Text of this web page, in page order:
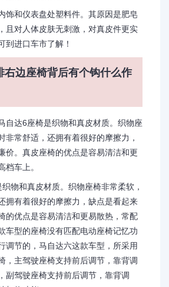
和仪表盘处塑料件。其原因是肥皂
且对人体皮肤无刺激，对真皮件更实
到进口车市了解！
右边座椅背后有个钩什么作
达6座椅是织物和真皮材质。织物座
非常舒适，还拥有着很好的摩擦力，
价。真皮座椅的优点是容易清洁和更
档车上。
和真皮材质。织物座椅非常柔软，
拥有着很好的摩擦力，缺点是看起来
的优点是容易清洁和更易散热，常配
车型的座椅没有匹配电动座椅记忆功
调节的，马自达六这款车型，所采用
，主驾驶座椅支持前后调节，靠背调
副驾驶座椅支持前后调节，靠背调